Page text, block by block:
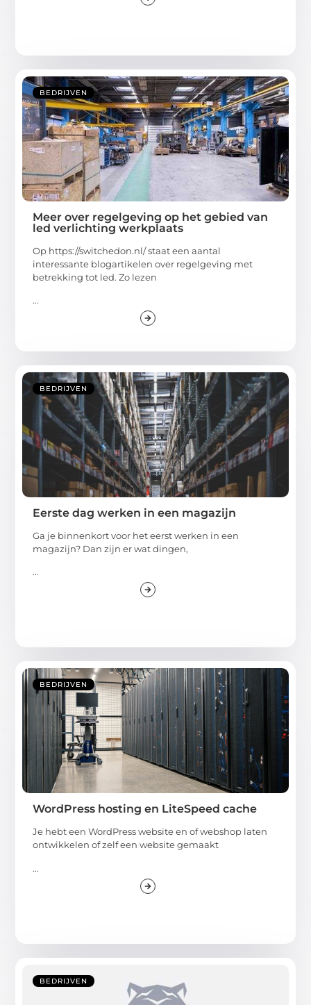
BEDRIJVEN
Meer over regelgeving op het gebied van
led verlichting werkplaats
Op https://switchedon.nl/ staat een aantal
interessante blogartikelen over regelgeving met
betrekking tot led. Zo lezen
...
BEDRIJVEN
Eerste dag werken in een magazijn
Ga je binnenkort voor het eerst werken in een
magazijn? Dan zijn er wat dingen,
...
BEDRIJVEN
WordPress hosting en LiteSpeed cache
Je hebt een WordPress website en of webshop laten
ontwikkelen of zelf een website gemaakt
...
BEDRIJVEN